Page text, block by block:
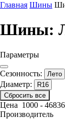
Главная Шины
Шины:
Параметры
Сезонность: Лето
Диаметр:
R16
Сбросить все
Цена 1000 - 46836
Производитель